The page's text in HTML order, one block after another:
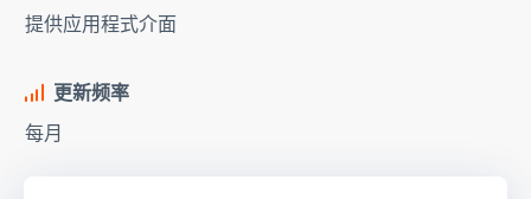
提供应用程式介面
更新频率
每月